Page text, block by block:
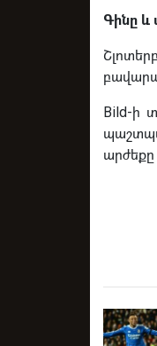
Գինը և
Bild-ի
արժեքը